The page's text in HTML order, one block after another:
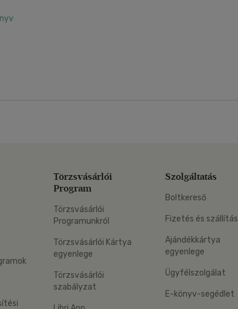
Törzsvásárlói
Program
Törzsvásárlói
Programunkról
Törzsvásárlói Kártya
egyenlege
Törzsvásárlói
szabályzat
Szolgáltatás
Boltkereső
Fizetés és szállítás
Ajándékkártya
egyenlege
Ügyfélszolgálat
E-könyv-segédlet